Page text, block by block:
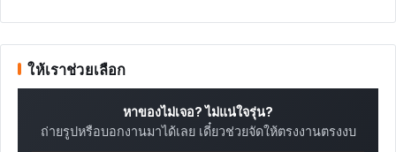
ให้เราช่วยเลือก
หาของไม่เจอ? ไม่แน่ใจรุ่น?
ถ่ายรูปหรือบอกงานมาได้เลย เดี๋ยวช่วยจัดให้ตรงงานตรงงบ